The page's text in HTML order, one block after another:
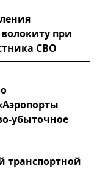
при
СВО
убыточное
транспортной